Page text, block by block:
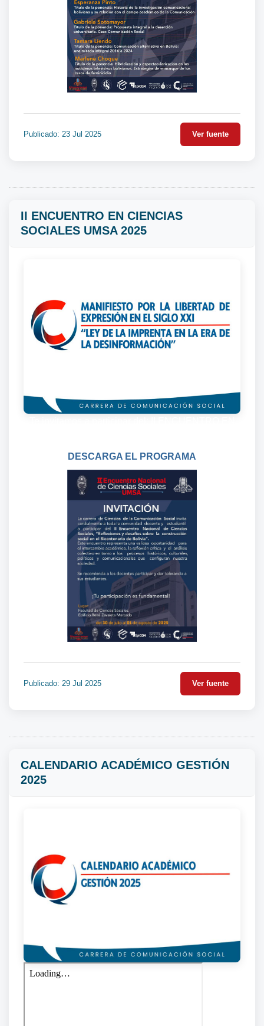
Publicado: 23 Jul 2025 Ver fuente
II ENCUENTRO EN CIENCIAS
SOCIALES UMSA 2025
DESCARGA EL PROGRAMA
Publicado: 29 Jul 2025 Ver fuente
CALENDARIO ACADÉMICO GESTIÓN
2025